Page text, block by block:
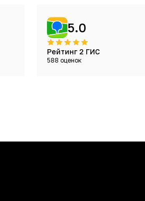
5.0
Рейтинг 2 ГИС
588 оценок